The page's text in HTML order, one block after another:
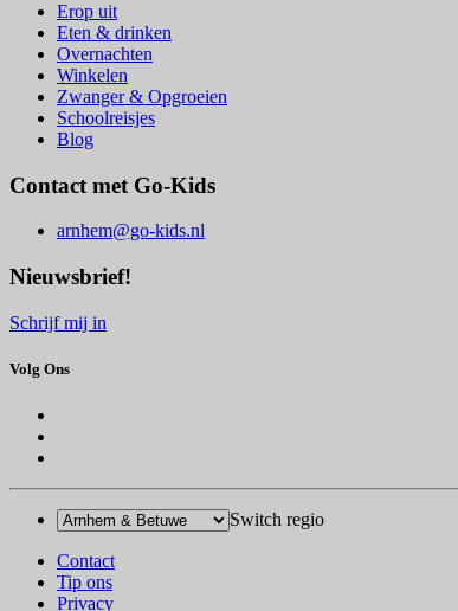
Erop uit
Eten & drinken
Overnachten
Winkelen
Zwanger & Opgroeien
Schoolreisjes
Blog
Contact met Go-Kids
arnhem@go-kids.nl
Nieuwsbrief!
Schrijf mij in
Volg Ons
Switch regio
Contact
Tip ons
Privacy